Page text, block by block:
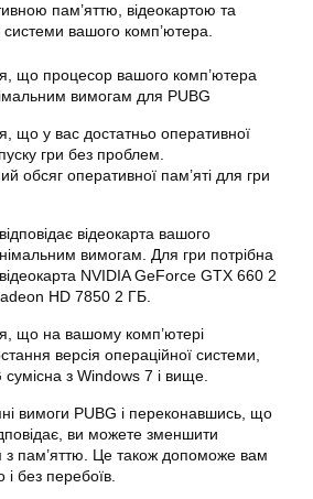
пам’яттю, відеокартою та
системи вашого комп’ютера.
що процесор вашого комп’ютера
вимогам для PUBG
що у вас достатньо оперативної
гри без проблем.
обсяг оперативної пам’яті для гри
відеокарта вашого
вимогам. Для гри потрібна
NVIDIA GeForce GTX 660 2
HD 7850 2 ГБ.
що на вашому комп’ютері
версія операційної системи,
сумісна з Windows 7 і вище.
вимоги PUBG і переконавшись, що
ви можете зменшити
з пам’яттю. Це також допоможе вам
і без перебоїв.